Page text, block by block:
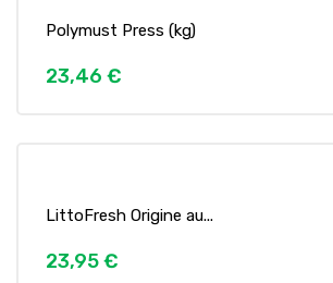
Polymust Press (kg)
23,46 €
LittoFresh Origine au...
23,95 €